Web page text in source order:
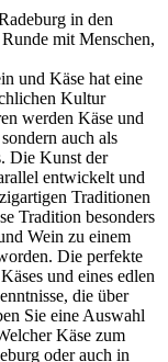
in den
mit Menschen,
und Käse hat eine
Kultur
werden Käse und
auch als
Die Kunst der
entwickelt und
Traditionen
Tradition besonders
Wein zu einem
Die perfekte
und eines edlen
die über
Sie eine Auswahl
Käse zum
oder auch in